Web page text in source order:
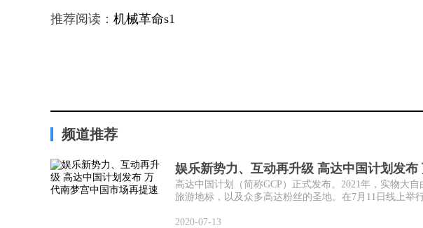
推荐阅读： 机械革命s1
频道推荐
娱乐新势力、互动再升级 高达中国计划发布
高达中国计划（简称GCP）正式发布。2021年，实物大
旅游地标，以及众多高达粉丝的圣地。在7月11日线上举
2020-07-13